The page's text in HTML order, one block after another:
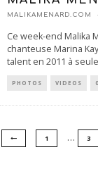
MALIKAMENARD.COM
Ce week-end Malika
chanteuse Marina
talent en 2011 à
PHOTOS VIDEOS
1 … 3